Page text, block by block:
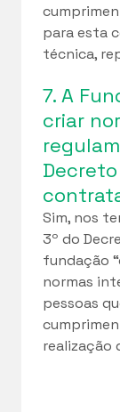
para esta
técnica,
7. A
criar
Sim, nos
3º do
fundação
normas
pessoas
realização